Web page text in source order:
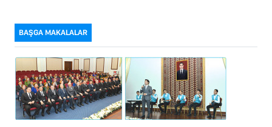
BAŞGA MAKALALAR